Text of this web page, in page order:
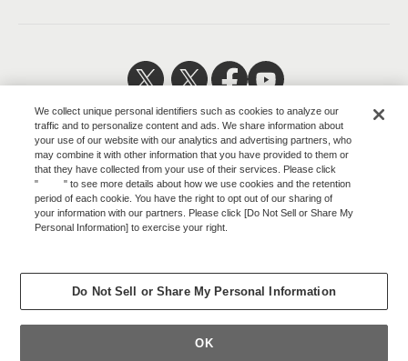
株式会社オカムラ
プライバシーポリシー
日本公式企業広報
We collect unique personal identifiers such as cookies to analyze our
traffic and to personalize content and ads. We share information about
your use of our website with our analytics and advertising partners, who
may combine it with other information that you have provided to them or
that they have collected from your use of their services. Please click
"
here" to see more details about how we use cookies and the retention
period of each cookie. You have the right to opt out of our sharing of
your information with our partners. Please click [Do Not Sell or Share My
Personal Information] to exercise your right.
Do Not Sell or Share My Personal Information
OK